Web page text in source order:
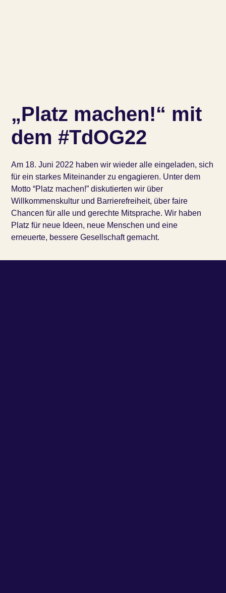
„Platz machen!“ mit
dem #TdOG22
Am 18. Juni 2022 haben wir wieder alle eingeladen, sich
für ein starkes Miteinander zu engagieren. Unter dem
Motto “Platz machen!” diskutierten wir über
Willkommenskultur und Barrierefreiheit, über faire
Chancen für alle und gerechte Mitsprache. Wir haben
Platz für neue Ideen, neue Menschen und eine
erneuerte, bessere Gesellschaft gemacht.